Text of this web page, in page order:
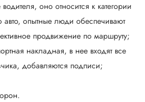
оно относится к категории
авто, опытные люди обеспечивают
продвижение по маршруту;
накладная, в нее входят все
добавляются подписи;